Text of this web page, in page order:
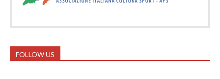
FOLLOW US